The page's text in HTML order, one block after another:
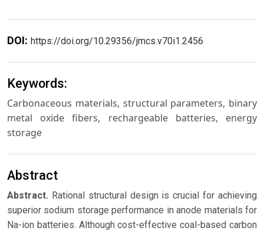
DOI: https://doi.org/10.29356/jmcs.v70i1.2456
Keywords:
Carbonaceous materials, structural parameters, binary
metal oxide fibers, rechargeable batteries, energy
storage
Abstract
Abstract. Rational structural design is crucial for achieving
superior sodium storage performance in anode materials for
Na-ion batteries. Although cost-effective coal-based carbon